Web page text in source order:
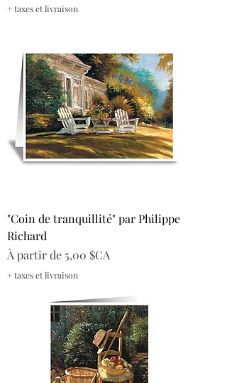
+ taxes et livraison
"Coin de tranquillité" par Philippe
Richard
À partir de 5,00 $CA
Prix promotionnel
+ taxes et livraison